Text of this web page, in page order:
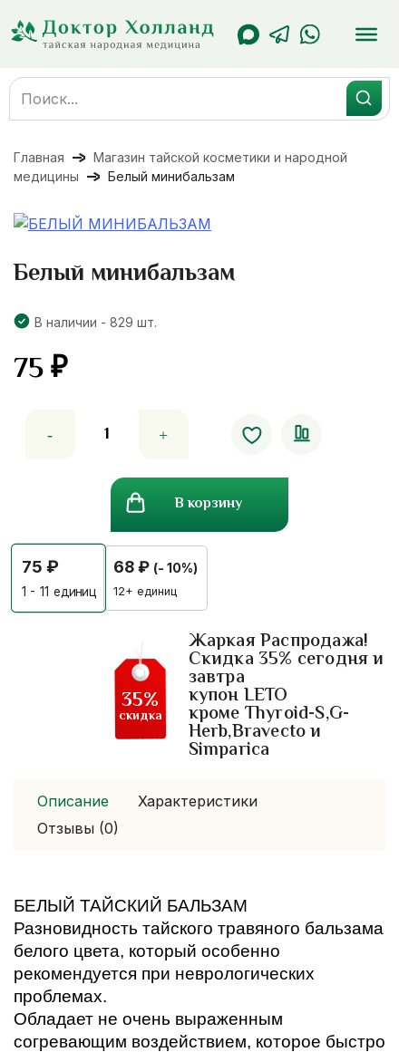
содержанию
Search
for:
Главная
Магазин тайской косметики и народной
медицины
Белый минибальзам
Белый минибальзам
В наличии - 829 шт.
75₽
товара
минибальзам
В корзину
75₽
1 - 11 единиц
68₽ (- 10%)
12+ единиц
Жаркая Распродажа!
Скидка 35% сегодня и
завтра
купон LETO
кроме Thyroid-S,G-
Herb,Bravecto и
Simparica
35%
скидка
Описание
Характеристики
Отзывы (0)
БЕЛЫЙ ТАЙСКИЙ БАЛЬЗАМ
Разновидность тайского травяного бальзама
белого цвета, который особенно
рекомендуется при неврологических
проблемах.
Обладает не очень выраженным
согревающим воздействием, которое быстро